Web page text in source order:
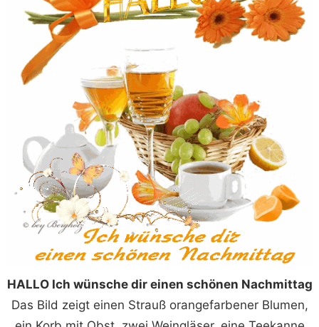
HALLO Ich wünsche dir einen schönen Nachmittag
Das Bild zeigt einen Strauß orangefarbener Blumen,